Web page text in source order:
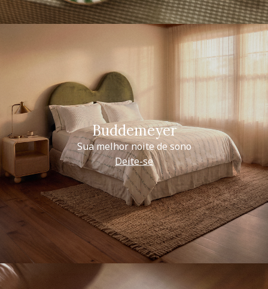
Buddemeyer
Sua melhor noite de sono
Deite-se